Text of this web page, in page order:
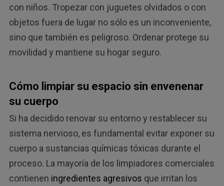
con niños. Tropezar con juguetes olvidados o con
objetos fuera de lugar no sólo es un inconveniente,
sino que también es peligroso. Ordenar protege su
movilidad y mantiene su hogar seguro.
Cómo limpiar su espacio sin envenenar
su cuerpo
Si ha decidido renovar su entorno y restablecer su
sistema nervioso, es fundamental evitar exponer su
cuerpo a sustancias químicas tóxicas durante el
proceso. La mayoría de los limpiadores comerciales
contienen ingredientes agresivos que irritan los